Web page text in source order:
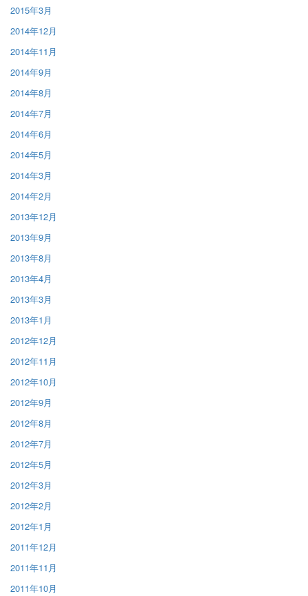
2015年3月
2014年12月
2014年11月
2014年9月
2014年8月
2014年7月
2014年6月
2014年5月
2014年3月
2014年2月
2013年12月
2013年9月
2013年8月
2013年4月
2013年3月
2013年1月
2012年12月
2012年11月
2012年10月
2012年9月
2012年8月
2012年7月
2012年5月
2012年3月
2012年2月
2012年1月
2011年12月
2011年11月
2011年10月